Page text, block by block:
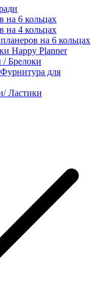
на 6 кольцах
на 4 кольцах
на 6 кольцах
Happy Planner
Брелоки
для
Ластики